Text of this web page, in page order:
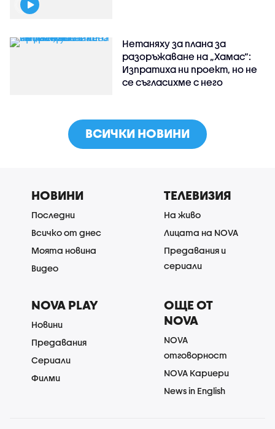
Нетаняху за плана за
разоръжаване на „Хамас“:
Изпратиха ни проект, но не
се съгласихме с него
ВСИЧКИ НОВИНИ
НОВИНИ
Последни
Всичко от днес
Моята новина
Видео
ТЕЛЕВИЗИЯ
На живо
Лицата на NOVA
Предавания и
сериали
NOVA PLAY
Новини
Предавания
Сериали
Филми
ОЩЕ ОТ
NOVA
NOVA
отговорност
NOVA Кариери
News in English